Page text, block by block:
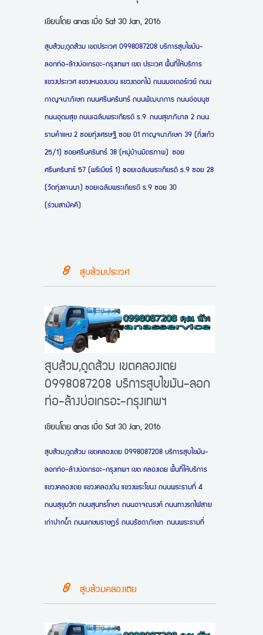
เขียนโดย anas เมื่อ Sat 30 Jan, 2016
สูบส้วม,ดูดส้วม เขตประเวศ 0998087208 บริการสูบไขมัน-
ลอกท่อ-ล้างบ่อเกรอะ-กรุงเทพฯ เขต ประเวศ พื้นที่ให้บริการ
แขวงประเวศ แขวงหนองบอน แขวงดอกไม้ ถนนมอเตอร์เวย์ ถนน
กาญจนาภิเษก ถนนศรีนครินทร์ ถนนพัฒนาการ ถนนอ่อนนุช
ถนนอุดมสุข ถนนเฉลิมพระเกียรติ ร.9 ถนนสุขาภิบาล 2 ถนน
รามคำแหง 2 ซอยทุ่งเศรษฐี ซอย 01 กาญจนาภิเษก 39 (กิ่งแก้ว
25/1) ซอยศรีนครินทร์ 38 (หมู่บ้านมิตรภาพ) ซอย
ศรีนครินทร์ 57 (พรีเมียร์ 1) ซอยเฉลิมพระเกียรติ ร.9 ซอย 28
(วัดทุ่งลานนา) ซอยเฉลิมพระเกียรติ ร.9 ซอย 30
(ร่วมสามัคคี)
สูบส้วมประเวศ
สูบส้วม,ดูดส้วม เขตคลองเตย
0998087208 บริการสูบไขมัน-ลอก
ท่อ-ล้างบ่อเกรอะ-กรุงเทพฯ
เขียนโดย anas เมื่อ Sat 30 Jan, 2016
สูบส้วม,ดูดส้วม เขตคลองเตย 0998087208 บริการสูบไขมัน-
ลอกท่อ-ล้างบ่อเกรอะ-กรุงเทพฯ เขต คลองเตย พื้นที่ให้บริการ
แขวงคลองเตย แขวงคลองตัน แขวงพระโขนง ถนนพระรามที่ 4
ถนนสุขุมวิท ถนนสุนทรโกษา ถนนอาจณรงค์ ถนนทางรถไฟสาย
เก่าปากน้ำ ถนนเกษมราษฎร์ ถนนรัชดาภิเษก ถนนพระรามที่
สูบส้วมคลองเตย